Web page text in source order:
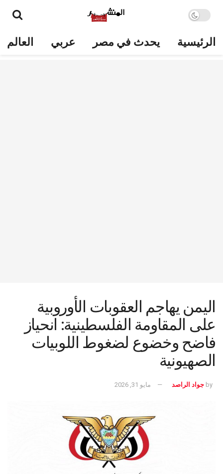
الرئيسية يحدث في مصر عربي العالم
اليمن يهاجم العقوبات الأوروبية
على المقاومة الفلسطينية: انحياز
فاضح وخضوع لضغوط اللوبيات
الصهيونية
by جواد الراصد مايو 31, 2026